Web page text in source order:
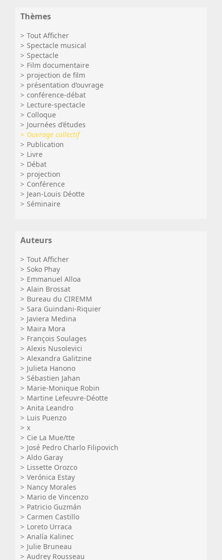
Thèmes
Tout Afficher
Spectacle musical
Spectacle
Film documentaire
projection de film
présentation d’ouvrage
conférence-débat
Lecture-spectacle
Colloque
Journées d’études
Ouvrage collectif
Publication
Livre
Débat
projection
Conférence
Jean-Louis Déotte
Séminaire
Auteurs
Tout Afficher
Soko Phay
Emmanuel Alloa
Alain Brossat
Bureau du CIREMM
Sara Guindani-Riquier
Javiera Medina
Maira Mora
François Soulages
Alexis Nusolevici
Alexandra Galitzine
Julieta Hanono
Sébastien Jahan
Marie-Monique Robin
Martine Lefeuvre-Déotte
Anita Leandro
Luis Puenzo
x
Cie La Mue/tte
José Pedro Charlo Filipovich
Aldo Garay
Lissette Orozco
Verónica Estay
Nancy Morales
Mario de Vincenzo
Patricio Guzmán
Carmen Castillo
Loreto Urraca
Analía Kalinec
Julie Bruneau
Audrey Rousseau